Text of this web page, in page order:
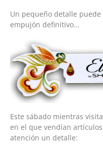
Un pequeño detalle
empujón definitivo…
Este sábado mientras
en el que vendían
atención un detalle: